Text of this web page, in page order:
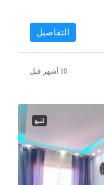
التفاصيل
للبيع